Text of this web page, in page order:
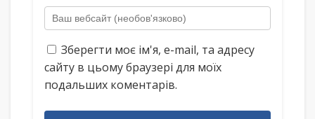
Зберегти моє ім'я, e-mail, та адресу
сайту в цьому браузері для моїх
подальших коментарів.